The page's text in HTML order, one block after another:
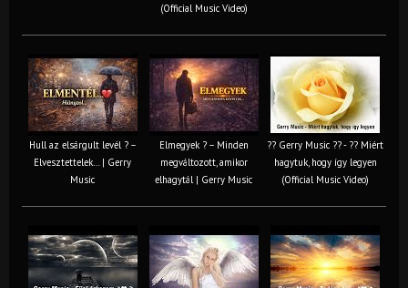
(Official Music Video)
Hull az elsárgult levél ? –
Elvesztettelek… | Gerry
Music
Elmegyek ? – Minden
megváltozott, amikor
elhagytál | Gerry Music
?? Gerry Music ?? - ?? Miért
hagytuk, hogy így legyen
(Official Music Video)